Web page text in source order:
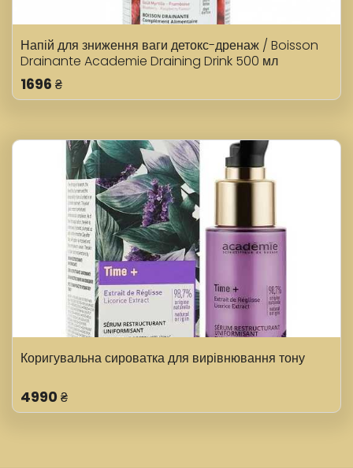
Напій для зниження ваги детокс-дренаж / Boisson
Drainante Academie Draining Drink 500 мл
1696 ₴
Коригувальна сироватка для вирівнювання тону
4990 ₴